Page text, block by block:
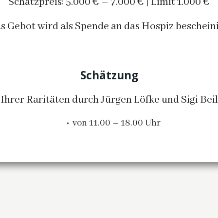
Gebot wird als Spende an das Hospiz
Schätzung
Ihrer Raritäten durch Jürgen Löfke und Sigi Beil
von 11.00 – 18.00 Uhr